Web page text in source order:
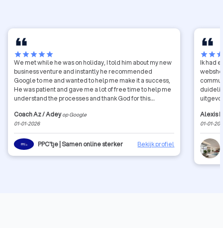
starstarstarstarstar
We met while he was on holiday, I told him about my new
business venture and instantly he recommended
Google to me and wanted to help me make it a success,
He was patient and gave me a lot of free time to help me
understand the processes and thank God for this
the value of this service, Which may have taken me a long
time to figure out due to focus on my business, So if you’re
looking for someone to take care of your Marketing, this is
the company for you. Thank you so much brother, I
appreciate your help. May god bless you
Coach Az / Adey op Google
01-01-2026
PPC'tje | Samen online sterker Bekijk profiel
starstar
Ik had
Dankzij
groei
Alexis
01-01-